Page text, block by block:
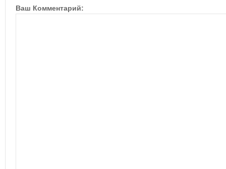
Ваш Комментарий: